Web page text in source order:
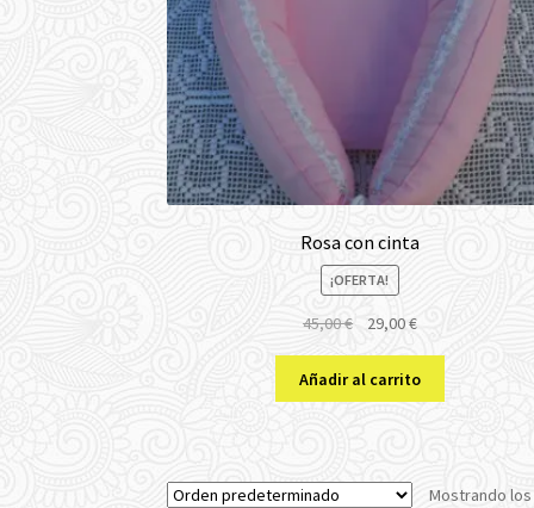
Rosa con cinta
¡OFERTA!
45,00€
original
era:
29,00€El
actual
es:
29,00 €.
Añadir al carrito
Mostrando